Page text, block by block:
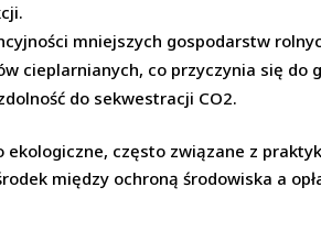
mniejszych gospodarstw
cieplarnianych, co przyczynia się do
do sekwestracji CO2.
często związane z
między ochroną środowiska a